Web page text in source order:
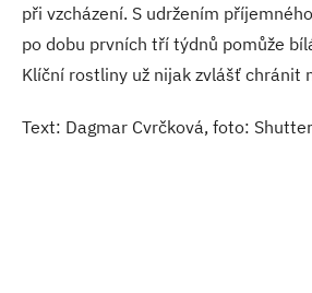
při vzcházení. S udržením
po dobu prvních tří týdnů pomůže
Klíční rostliny už nijak zvlášť chránit
Text: Dagmar Cvrčková, foto: